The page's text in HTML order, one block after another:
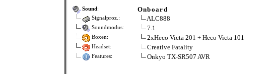
Sound: Onboard
Signalproz.: ALC888
Soundmodus: 7.1
Boxen: 2xHeco Victa 201 + Heco Victa 101
Headset: Creative Fatality
Features: Onkyo TX-SR507 AVR